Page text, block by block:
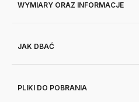
WYMIARY ORAZ INFORMACJE
JAK DBAĆ
PLIKI DO POBRANIA